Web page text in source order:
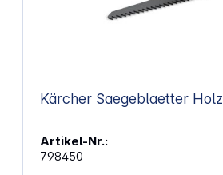
Kärcher Saegeblaetter Holz
Artikel-Nr.:
798450